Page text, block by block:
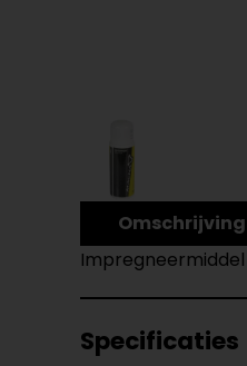
Omschrijving
Specificaties